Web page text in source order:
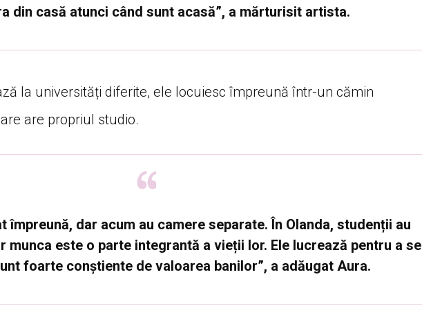
din casă atunci când sunt acasă”, a mărturisit artista.
la universități diferite, ele locuiesc împreună într-un cămin
are propriul studio.
împreună, dar acum au camere separate. În Olanda, studenții au
munca este o parte integrantă a vieții lor. Ele lucrează pentru a se
foarte conștiente de valoarea banilor”, a adăugat Aura.